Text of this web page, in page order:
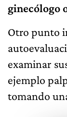
ginecólogo
Otro punto
examinar
ejemplo
tomando